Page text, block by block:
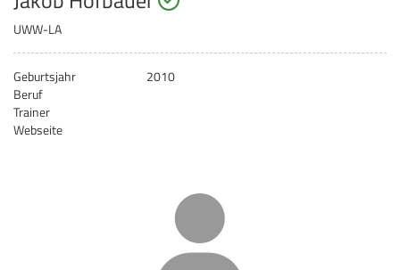
UWW-LA
Geburtsjahr
2010
Beruf
Trainer
Webseite